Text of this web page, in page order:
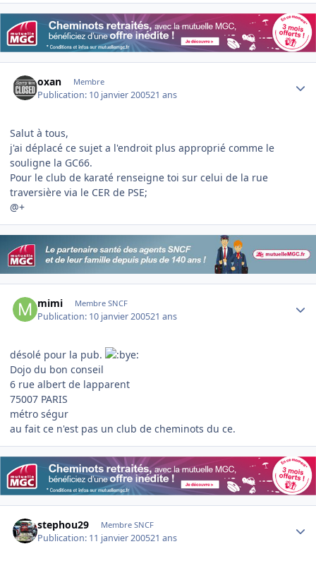
oxan Membre
Publication: 10 janvier 200521 ans
Salut à tous,
j'ai déplacé ce sujet a l'endroit plus approprié comme le
souligne la GC66.
Pour le club de karaté renseigne toi sur celui de la rue
traversière via le CER de PSE;
@+
mimi Membre SNCF
Publication: 10 janvier 200521 ans
désolé pour la pub.
Dojo du bon conseil
6 rue albert de lapparent
75007 PARIS
métro ségur
au fait ce n'est pas un club de cheminots du ce.
stephou29 Membre SNCF
Publication: 11 janvier 200521 ans